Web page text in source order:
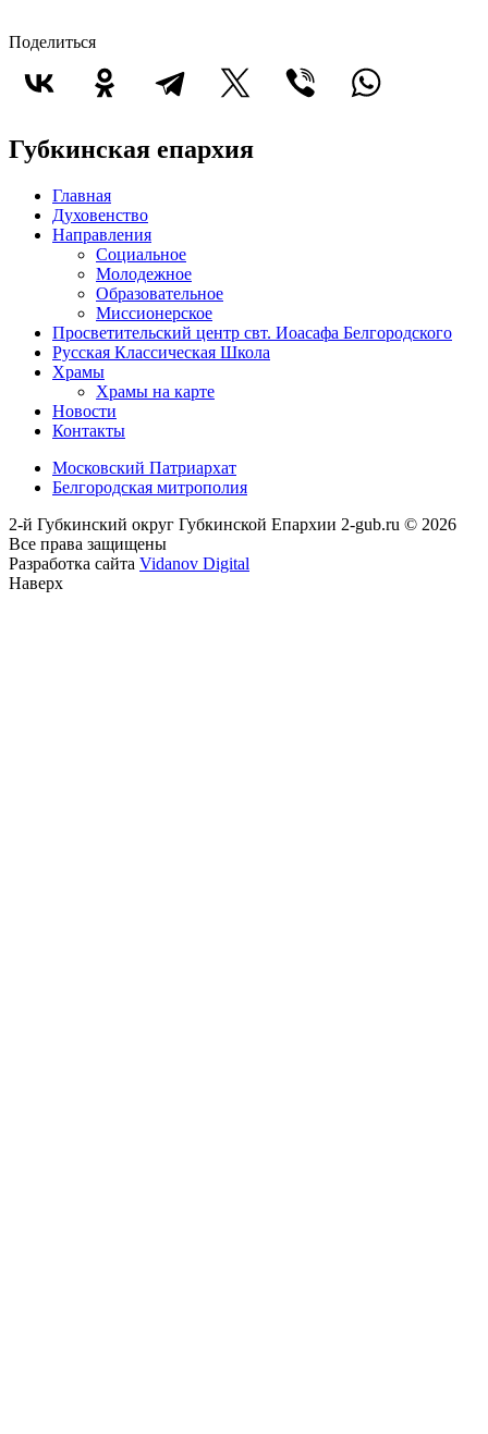
Поделиться
Губкинская епархия
Главная
Духовенство
Направления
Социальное
Молодежное
Образовательное
Миссионерское
Просветительский центр свт. Иоасафа Белгородского
Русская Классическая Школа
Храмы
Храмы на карте
Новости
Контакты
Московский Патриархат
Белгородская митрополия
2-й Губкинский округ Губкинской Епархии 2-gub.ru © 2026
Все права защищены
Разработка сайта Vidanov Digital
Наверх